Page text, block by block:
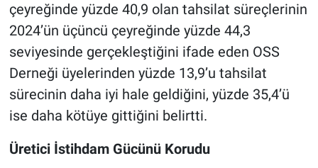
çeyreğinde yüzde 40,9 olan tahsilat süreçlerinin
2024’ün üçüncü çeyreğinde yüzde 44,3
seviyesinde gerçekleştiğini ifade eden OSS
Derneği üyelerinden yüzde 13,9’u tahsilat
sürecinin daha iyi hale geldiğini, yüzde 35,4’ü
ise daha kötüye gittiğini belirtti.
Üretici İstihdam Gücünü Korudu